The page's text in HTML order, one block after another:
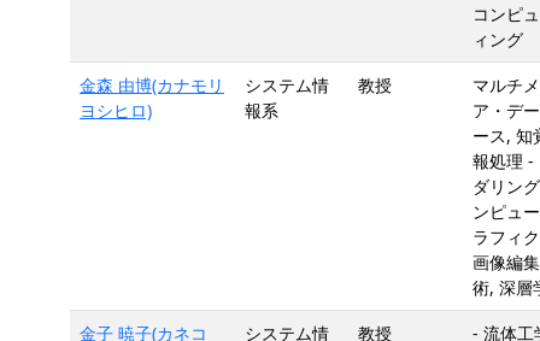
コンピ
ィング
金森 由博(カナモリ
ヨシヒロ)
システム情
報系
教授
マルチ
ア・デ
ース, 知
報処理 -
ダリン
ンピュ
ラフィ
画像編
術, 深層
金子 暁子(カネコ
システム情
教授
- 流体工